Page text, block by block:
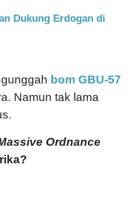
Dukung Erdogan di
bom GBU-57
Namun tak lama
Ordnance